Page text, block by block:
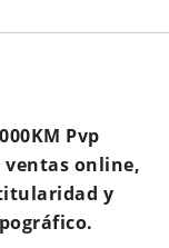
Pvp
ventas online,
y